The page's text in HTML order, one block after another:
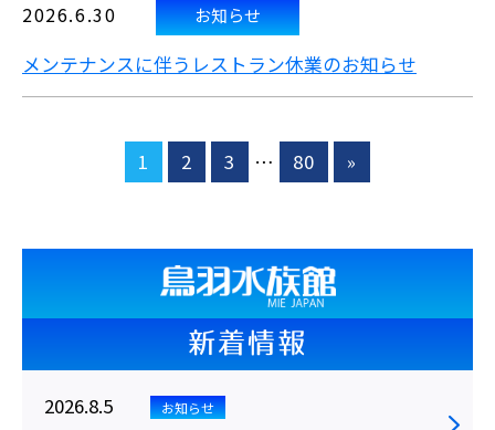
2026.6.30 お知らせ
メンテナンスに伴うレストラン休業のお知らせ
1 2 3 … 80 »
新着情報
2026.8.5 お知らせ